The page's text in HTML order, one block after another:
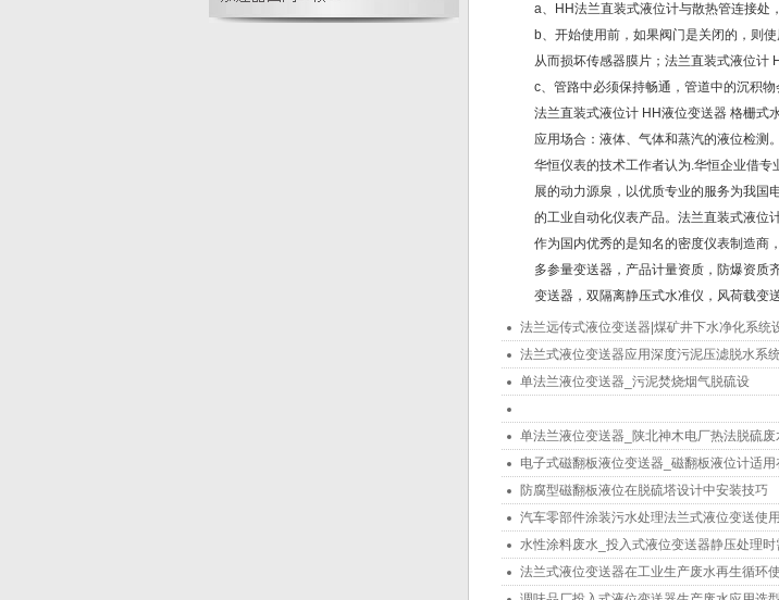
a、HH法兰直装式液位计与散热管连接处
b、开始使用前，如果阀门是关闭的，则
从而损坏传感器膜片；法兰直装式液位计
c、管路中必须保持畅通，管道中的沉积物
法兰直装式液位计 HH液位变送器 格栅式
应用场合：液体、气体和蒸汽的液位检测。
华恒仪表的技术工作者认为.华恒企业借
展的动力源泉，以优质专业的服务为我国
的工业自动化仪表产品。法兰直装式液位
作为国内优秀的是知名的密度仪表制造商
多参量变送器，产品计量资质，防爆资质
变送器，双隔离静压式水准仪，风荷载变
法兰远传式液位变送器|煤矿井下水净化系统
法兰式液位变送器应用深度污泥压滤脱水系
单法兰液位变送器_污泥焚烧烟气脱硫设
单法兰液位变送器_陕北神木电厂热法脱硫废
电子式磁翻板液位变送器_磁翻板液位计适用
防腐型磁翻板液位在脱硫塔设计中安装技巧
汽车零部件涂装污水处理法兰式液位变送使
水性涂料废水_投入式液位变送器静压处理时
法兰式液位变送器在工业生产废水再生循环